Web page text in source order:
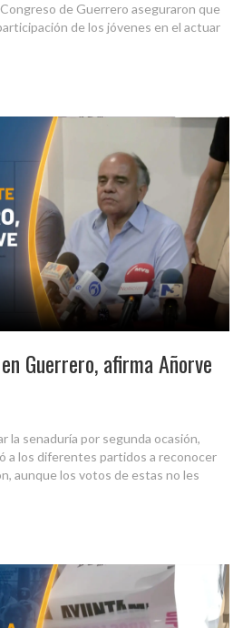
de Guerrero aseguraron que
de los jóvenes en el actuar
Guerrero, afirma Añorve
la senaduría por segunda ocasión,
a los diferentes partidos a reconocer
aunque los votos de estas no les